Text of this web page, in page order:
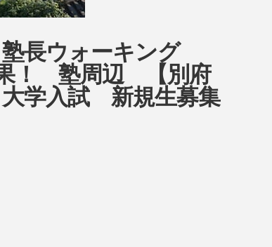
長ウォーキング
！ 塾周辺 【別府
学入試 新規生募集